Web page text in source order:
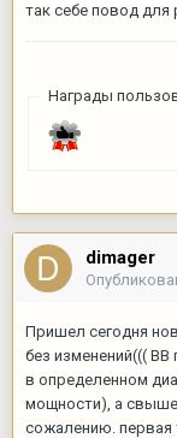
так себе повод для
Награды
dimager
Пришел сегодня
без изменений(((
в определенном
мощности), а свыше
сожалению. первая